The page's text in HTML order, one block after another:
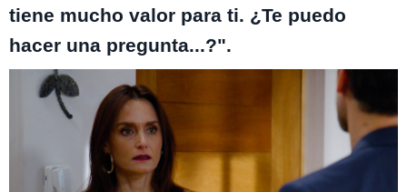
tiene mucho valor para ti. ¿Te puedo
hacer una pregunta...?".